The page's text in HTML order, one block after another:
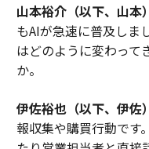
山本裕介（以下、山本）
もAIが急速に普及しま
はどのように変わって
か。
伊佐裕也（以下、伊佐）
報収集や購買行動です